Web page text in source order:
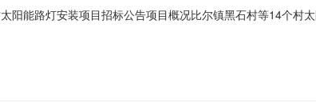
阳能路灯安装项目招标公告项目概况比尔镇黑石村等14个村
项目名称：比尔镇黑石村等14个村太阳能路灯安装项目